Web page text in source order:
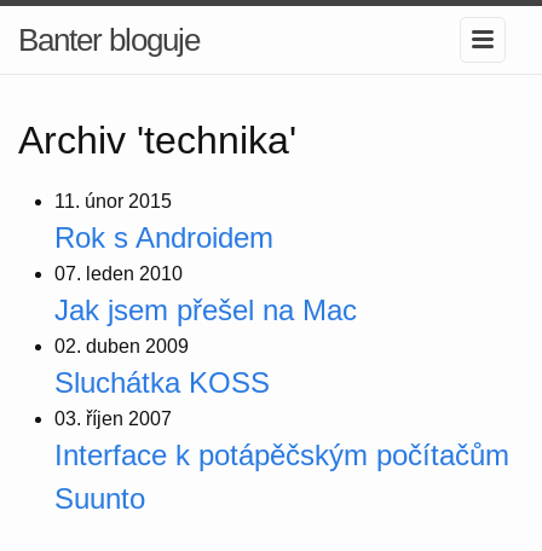
Banter bloguje
Archiv 'technika'
11. únor 2015
Rok s Androidem
07. leden 2010
Jak jsem přešel na Mac
02. duben 2009
Sluchátka KOSS
03. říjen 2007
Interface k potápěčským počítačům
Suunto